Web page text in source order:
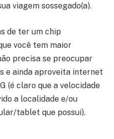
viagem sossegado(a).
de ter um chip
você tem maior
precisa se preocupar
e ainda aproveita internet
(é claro que a velocidade
a localidade e/ou
tablet que possui).